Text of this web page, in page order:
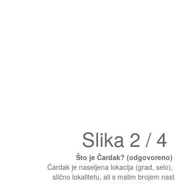
Slika 2 / 4
Što je Čardak? (odgovoreno)
Čardak je naseljena lokacija (grad, selo),
slično lokalitetu, ali s malim brojem